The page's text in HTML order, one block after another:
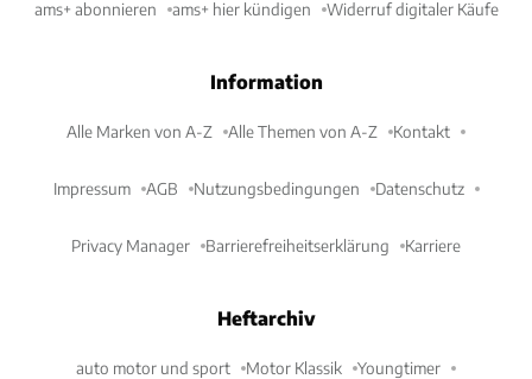
ams+ abonnieren ams+ hier kündigen Widerruf digitaler Käufe
Information
Alle Marken von A-Z Alle Themen von A-Z Kontakt
Impressum AGB Nutzungsbedingungen Datenschutz
Privacy Manager Barrierefreiheitserklärung Karriere
Heftarchiv
auto motor und sport Motor Klassik Youngtimer